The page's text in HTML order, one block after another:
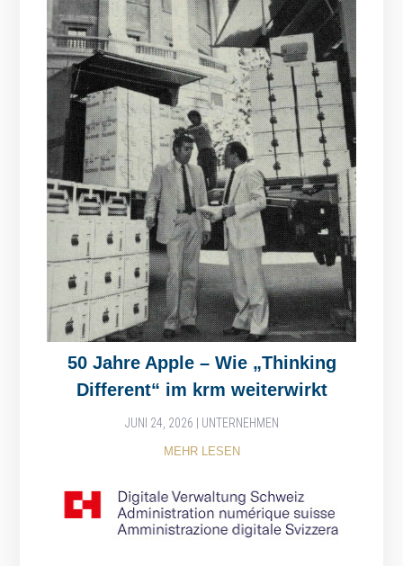
50 Jahre Apple – Wie „Thinking
Different“ im krm weiterwirkt
JUNI 24, 2026 | UNTERNEHMEN
MEHR LESEN